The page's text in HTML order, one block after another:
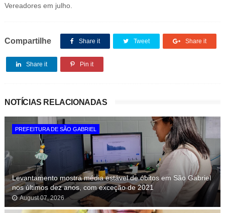
Vereadores em julho.
Compartilhe Share it Tweet Share it
Share it Pin it
NOTÍCIAS RELACIONADAS
PREFEITURA DE SÃO GABRIEL
Levantamento mostra média estável de óbitos em São Gabriel
nos últimos dez anos, com exceção de 2021
August 07, 2026